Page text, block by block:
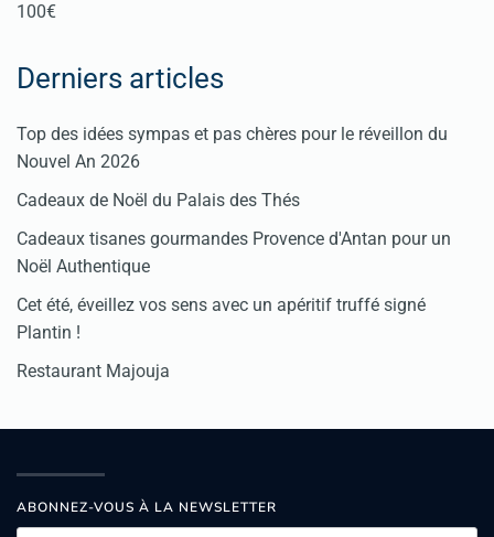
100€
Derniers articles
Top des idées sympas et pas chères pour le réveillon du
Nouvel An 2026
Cadeaux de Noël du Palais des Thés
Cadeaux tisanes gourmandes Provence d'Antan pour un
Noël Authentique
Cet été, éveillez vos sens avec un apéritif truffé signé
Plantin !
Restaurant Majouja
ABONNEZ-VOUS À LA NEWSLETTER